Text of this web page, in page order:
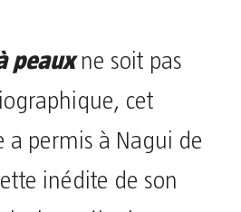
peauxne soit pas
cet
a permis à Nagui de
inédite de son